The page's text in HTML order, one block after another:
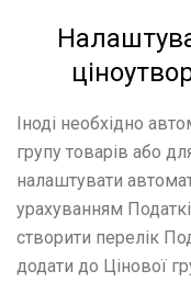
повідомлення,
Способи видачі
Огляд: Способи
Оплата за
Оплата
терміналу
Налаштування
Інструкція
Розширена
під час
анкетними
Іноді необхідно
групу товарів або
налаштувати
урахуванням
створити перелік
додати до Цінової